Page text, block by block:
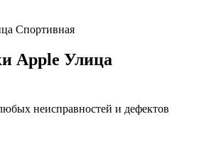
Спортивная
Apple Улица
неисправностей и дефектов